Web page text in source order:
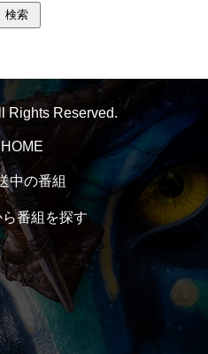
検索
Rights Reserved.
HOME
中の番組
番組を探す